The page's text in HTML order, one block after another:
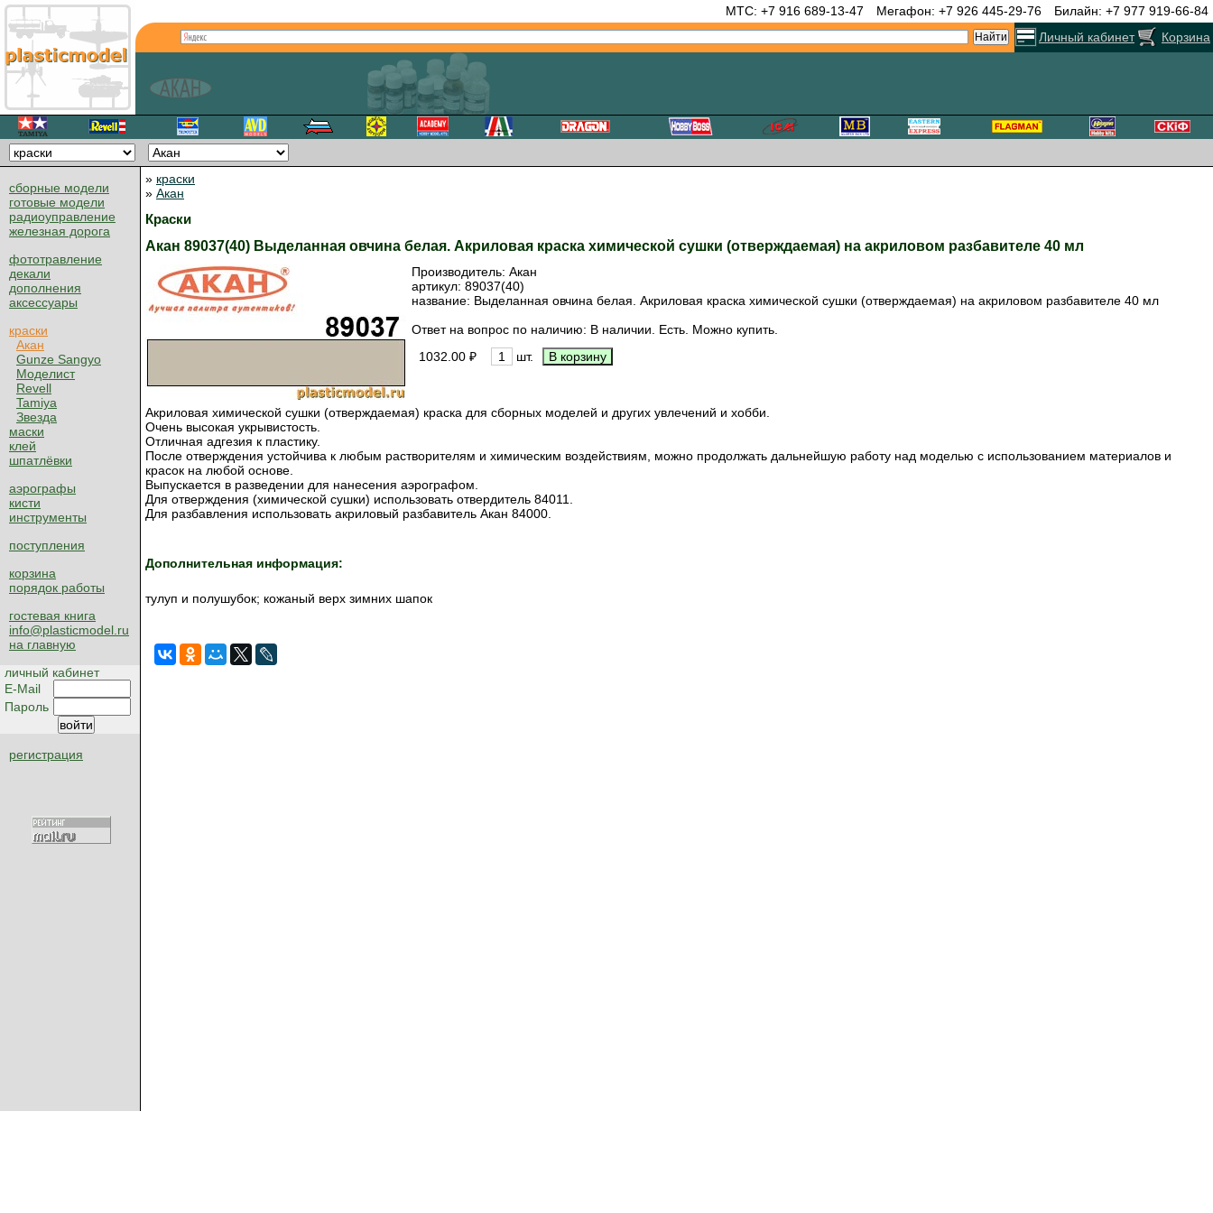
МТС: +7 916 689-13-47 Мегафон: +7 926 445-29-76
Билайн: +7 977 919-66-84
Личный кабинет
Корзина
сборные модели
готовые модели
радиоуправление
железная дорога
фототравление
декали
дополнения
аксессуары
краски
Акан
Gunze Sangyo
Моделист
Revell
Tamiya
Звезда
маски
клей
шпатлёвки
аэрографы
кисти
инструменты
поступления
корзина
порядок работы
гостевая книга
info@plasticmodel.ru
на главную
личный кабинет
E-Mail
Пароль
регистрация
» краски
» Акан
Краски
Акан 89037(40) Выделанная овчина белая. Акриловая краска химической сушки (отверждаемая) на акриловом разбавителе 40 мл
Производитель: Акан
артикул: 89037(40)
название: Выделанная овчина белая. Акриловая краска химической сушки (отверждаемая) на акриловом разбавителе 40 мл
Ответ на вопрос по наличию: В наличии. Есть. Можно купить.
1032.00 ₽
шт.
Акриловая химической сушки (отверждаемая) краска для сборных моделей и других увлечений и хобби.
Очень высокая укрывистость.
Отличная адгезия к пластику.
После отверждения устойчива к любым растворителям и химическим воздействиям, можно продолжать дальнейшую работу над моделью с использованием материалов и
красок на любой основе.
Выпускается в разведении для нанесения аэрографом.
Для отверждения (химической сушки) использовать отвердитель 84011.
Для разбавления использовать акриловый разбавитель Акан 84000.
Дополнительная информация:
тулуп и полушубок; кожаный верх зимних шапок